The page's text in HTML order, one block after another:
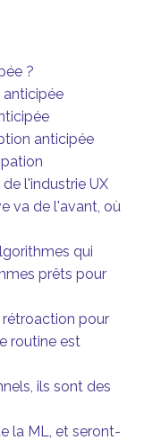
?
anticipée
l'industrie UX
va de l'avant, où
qui
prêts pour
pour
routine est
ils sont des
la ML, et seront-